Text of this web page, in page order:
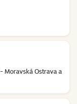
- Moravská Ostrava a